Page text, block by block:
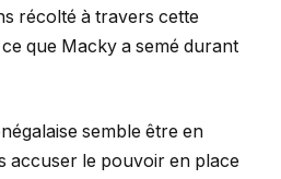
récolté à travers cette
que Macky a semé durant
semble être en
accuser le pouvoir en place